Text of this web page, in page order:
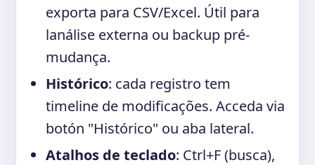
exporta para CSV/Excel. Útil para
lanálise externa ou backup pré-
mudança.
Histórico: cada registro tem
timeline de modificações. Acceda via
botón "Histórico" ou aba lateral.
Atalhos de teclado: Ctrl+F (busca),